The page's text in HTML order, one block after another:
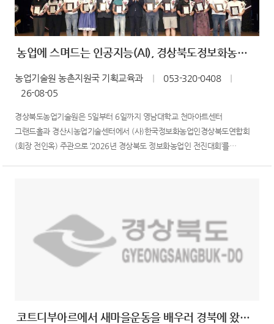
농업에 스며드는 인공지능(AI), 경상북도정보화농업인이 이끈다
농업기술원 농촌지원국 기획교육과 ｜ 053-320-0408
｜
26-08-05
경상북도농업기술원은 5일부터 6일까지 영남대학교 천마아트센터
그랜드홀과 경산시농업기술센터에서 (사)한국정보화농업인경상북도연합회
(회장 전인옥) 주관으로 ‘2026년 경상북도 정보화농업인 전진대회’를
코트디부아르에서 새마을운동을 배우러 경북에 왔습니다